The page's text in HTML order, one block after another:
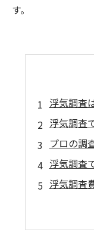
す。
浮気調査
浮気調査
プロの調
浮気調査
浮気調査